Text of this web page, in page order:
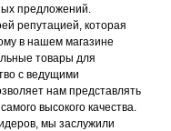
предложений.
репутацией, которая
в нашем магазине
товары для
с ведущими
нам представлять
высокого качества.
мы заслужили